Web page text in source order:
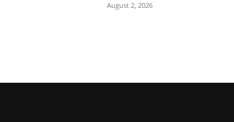
August 2, 2026